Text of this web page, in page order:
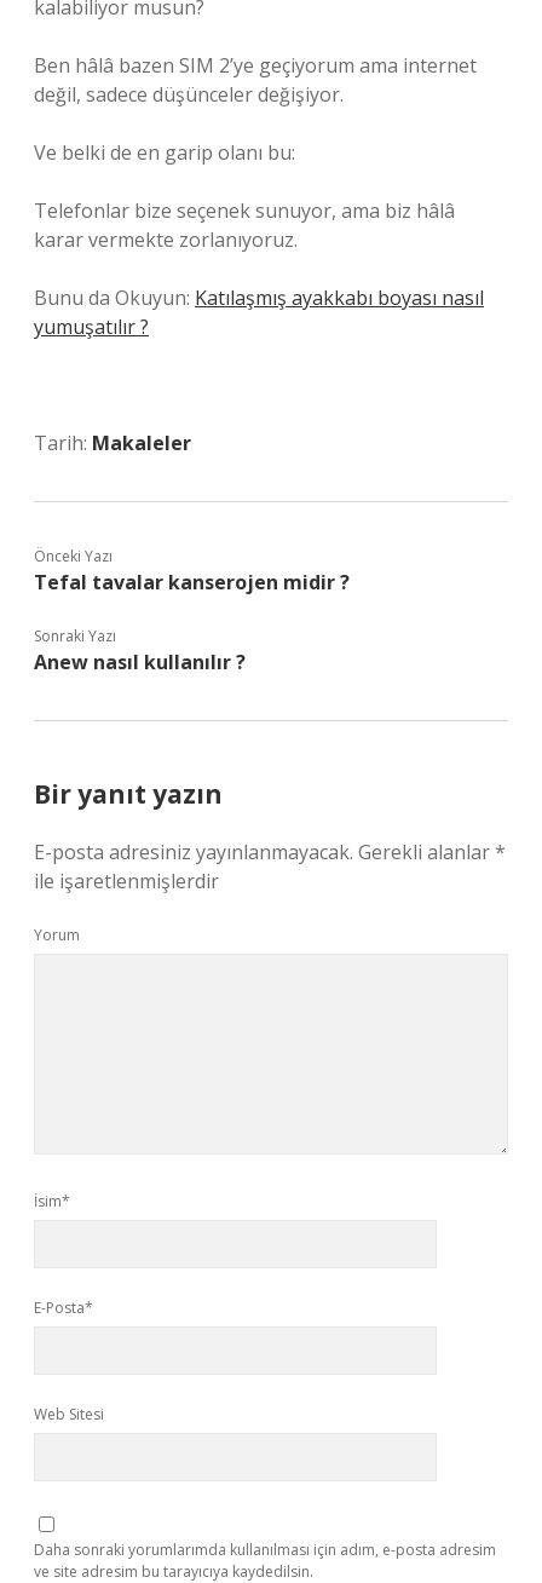
kalabiliyor musun?
Ben hâlâ bazen SIM 2’ye geçiyorum ama internet
değil, sadece düşünceler değişiyor.
Ve belki de en garip olanı bu:
Telefonlar bize seçenek sunuyor, ama biz hâlâ
karar vermekte zorlanıyoruz.
Bunu da Okuyun: Katılaşmış ayakkabı boyası nasıl
yumuşatılır ?
Tarih: Makaleler
Önceki Yazı
Tefal tavalar kanserojen midir ?
Sonraki Yazı
Anew nasıl kullanılır ?
Bir yanıt yazın
E-posta adresiniz yayınlanmayacak. Gerekli alanlar*
ile işaretlenmişlerdir
Yorum
İsim*
E-Posta*
Web Sitesi
Daha sonraki yorumlarımda kullanılması için adım, e-posta adresim
ve site adresim bu tarayıcıya kaydedilsin.